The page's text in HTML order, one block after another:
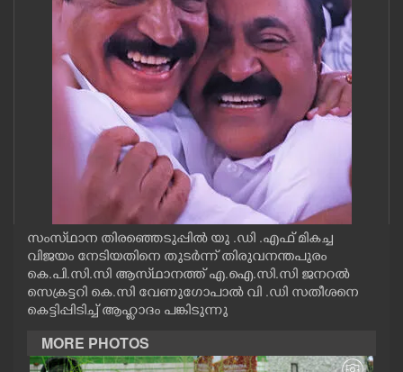
OPINION
SPIRITUAL
INFO+
ART
സംസ്‌ഥാന തിരഞ്ഞെടുപ്പിൽ യു .ഡി .എഫ് മികച്ച
വിജയം നേടിയതിനെ തുടർന്ന് തിരുവനന്തപുരം
കെ.പി.സി.സി ആസ്‌ഥാനത്ത് എ.ഐ.സി.സി ജനറൽ
സെക്രട്ടറി കെ.സി വേണുഗോപാൽ വി .ഡി സതീശനെ
കെട്ടിപ്പിടിച്ച് ആഹ്ലാദം പങ്കിടുന്നു
MORE PHOTOS